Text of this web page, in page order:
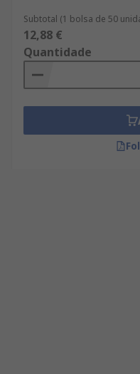
Subtotal (1 bolsa de 50
12,88 €
Quantidade